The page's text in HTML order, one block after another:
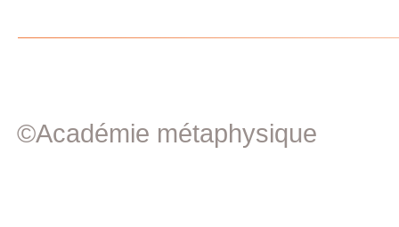
©Académie métaphysique